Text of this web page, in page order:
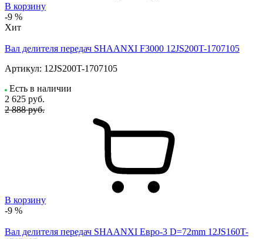
В корзину
-9 %
Хит
Вал делителя передач SHAANXI F3000 12JS200T-1707105
Артикул: 12JS200T-1707105
Есть в наличии
2 625 руб.
2 888 руб.
В корзину
-9 %
Вал делителя передач SHAANXI Евро-3 D=72mm 12JS160T-